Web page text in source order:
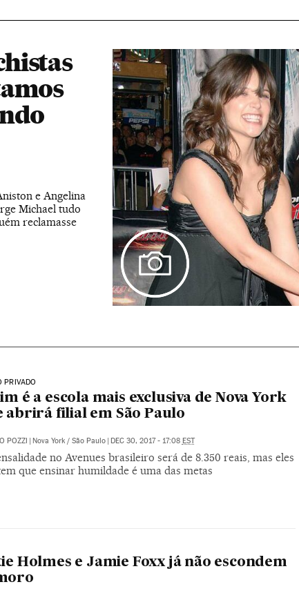
e Angelina
Michael tudo
reclamasse
PRIVADO
é a escola mais exclusiva de Nova York
abrirá filial em São Paulo
POZZI | Nova York / São Paulo | DEC 30, 2017 - 17:08 EST
no Avenues brasileiro será de 8.350 reais, mas eles
que ensinar humildade é uma das metas
Holmes e Jamie Foxx já não escondem